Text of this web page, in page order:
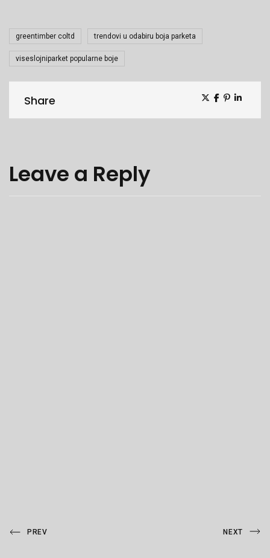
Tags
greentimber coltd trendovi u odabiru boja parketa
viseslojniparket popularne boje
Share
Share
Leave a Reply
Post
Previous
PREV
Next
NEXT